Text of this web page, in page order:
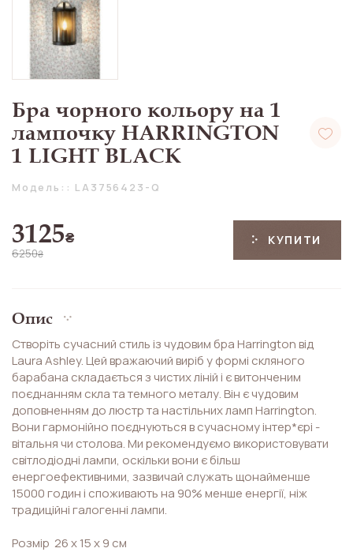
Бра чорного кольору на 1
лампочку HARRINGTON
1 LIGHT BLACK
Модель:: LA3756423-Q
3125₴
6250₴
КУПИТИ
Опис
Створіть сучасний стиль із чудовим бра Harrington від
Laura Ashley. Цей вражаючий виріб у формі скляного
барабана складається з чистих ліній і є витонченим
поєднанням скла та темного металу. Він є чудовим
доповненням до люстр та настільних ламп Harrington.
Вони гармонійно поєднуються в сучасному інтер*єрі -
вітальня чи столова. Ми рекомендуємо використовувати
світлодіодні лампи, оскільки вони є більш
енергоефективними, зазвичай служать щонайменше
15000 годин і споживають на 90% менше енергії, ніж
традиційні галогенні лампи.
Розмір 26 х 15 х 9 см